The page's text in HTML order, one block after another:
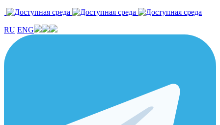
RU ENG